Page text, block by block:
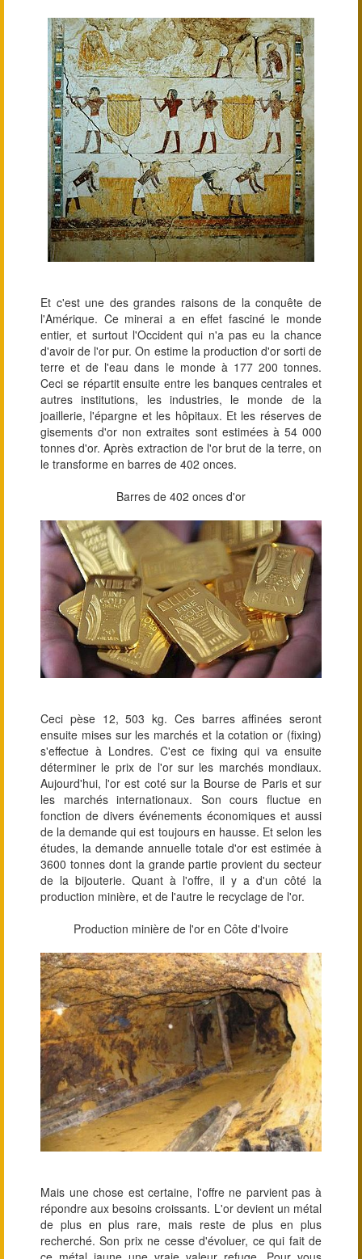
Et c'est une des grandes raisons de la conquête de
l'Amérique. Ce minerai a en effet fasciné le monde
entier, et surtout l'Occident qui n'a pas eu la chance
d'avoir de l'or pur. On estime la production d'or sorti de
terre et de l'eau dans le monde à 177 200 tonnes.
Ceci se répartit ensuite entre les banques centrales et
autres institutions, les industries, le monde de la
joaillerie, l'épargne et les hôpitaux. Et les réserves de
gisements d'or non extraites sont estimées à 54 000
tonnes d'or. Après extraction de l'or brut de la terre, on
le transforme en barres de 402 onces.
Barres de 402 onces d'or
Ceci pèse 12, 503 kg. Ces barres affinées seront
ensuite mises sur les marchés et la cotation or (fixing)
s'effectue à Londres. C'est ce fixing qui va ensuite
déterminer le prix de l'or sur les marchés mondiaux.
Aujourd'hui, l'or est coté sur la Bourse de Paris et sur
les marchés internationaux. Son cours fluctue en
fonction de divers événements économiques et aussi
de la demande qui est toujours en hausse. Et selon les
études, la demande annuelle totale d'or est estimée à
3600 tonnes dont la grande partie provient du secteur
de la bijouterie. Quant à l'offre, il y a d'un côté la
production minière, et de l'autre le recyclage de l'or.
Production minière de l'or en Côte d'Ivoire
Mais une chose est certaine, l'offre ne parvient pas à
répondre aux besoins croissants. L'or devient un métal
de plus en plus rare, mais reste de plus en plus
recherché. Son prix ne cesse d'évoluer, ce qui fait de